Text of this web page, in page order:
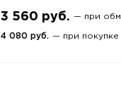
3 560 руб. — при
4 080 руб. — при покупке